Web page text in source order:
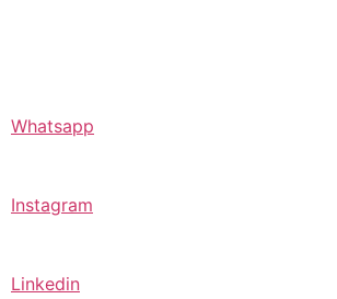
Whatsapp
Instagram
Linkedin